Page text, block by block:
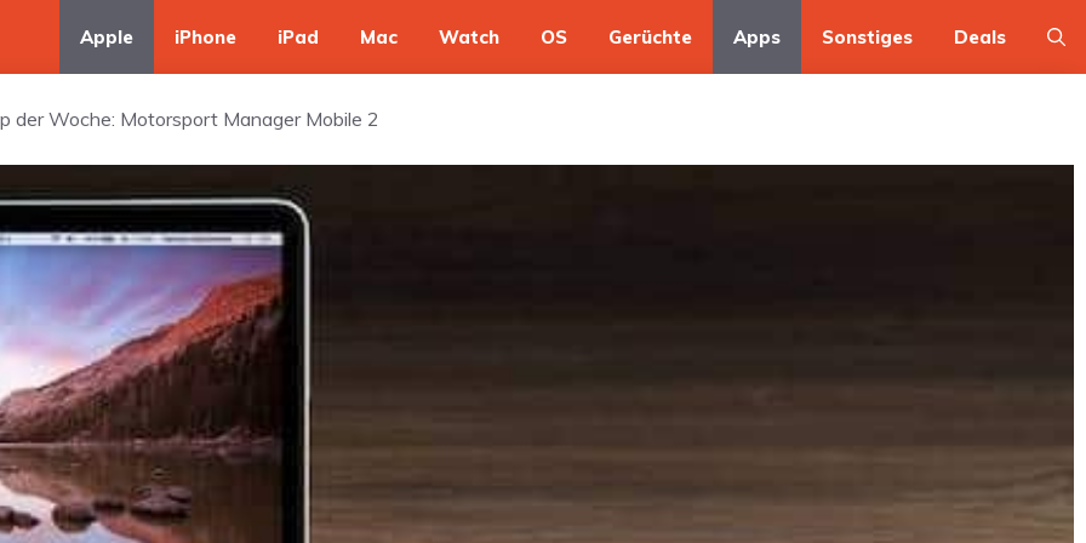
Apple iPhone iPad Mac Watch OS Gerüchte Apps Sonstiges Deals
der Woche: Motorsport Manager Mobile 2